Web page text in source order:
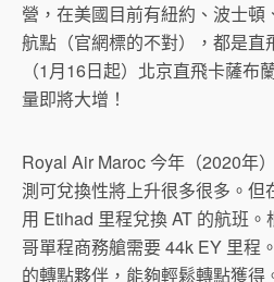
營，在美國目前有紐約、波士頓
航點（官網標的不對），都是直
（1月16日起）北京直飛卡薩布
量即將大增！
Royal Air Maroc 今年（2020年
測可兌換性將上升很多很多。但
用 Etihad 里程兌換 AT 的航班。
哥單程商務艙需要 44k EY 里程
的轉點夥伴，能夠輕鬆轉點獲得